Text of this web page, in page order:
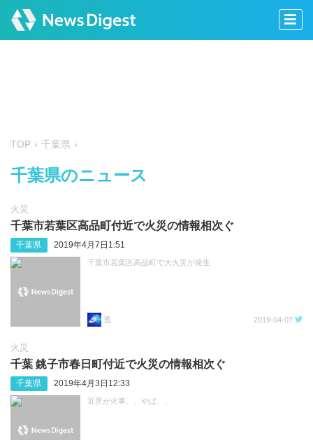
TOP 千葉県
千葉県のニュース
火災
千葉市若葉区高品町付近で火災の情報相次ぐ
千葉県 2019年4月7日1:51
千葉市若葉区高品町で大火災が発生
透 2019-04-07
火災
千葉 銚子市春日町付近で火災の情報相次ぐ
千葉県 2019年4月3日12:33
近所が火事、、やば、、